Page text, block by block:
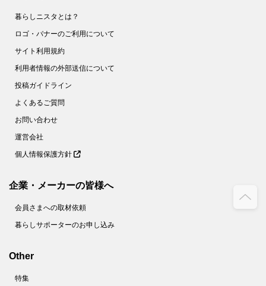
暮らしニスタとは？
ロゴ・バナーのご利用について
サイト利用規約
利用者情報の外部送信について
投稿ガイドライン
よくあるご質問
お問い合わせ
運営会社
個人情報保護方針
企業・メーカーの皆様へ
会員さまへの取材依頼
暮らしサポーターのお申し込み
Other
特集